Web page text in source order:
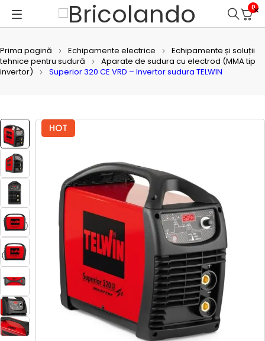
0
Prima pagină Echipamente electrice
Echipamente și soluții
tehnice pentru sudură
Aparate de sudura cu electrod (MMA tip
invertor)
Superior 320 CE VRD – Invertor sudura TELWIN
HOT